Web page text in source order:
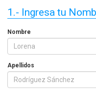
1.- Ingresa tu
Nombre
Apellidos